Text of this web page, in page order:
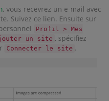
, vous recevrez un e-mail avec
Suivez ce lien. Ensuite sur
Profil > Mes
un site , spécifiez
Connecter le site .